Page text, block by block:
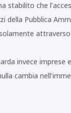
stabilito che
della Pubblica
attraverso
invece imprese e
cambia